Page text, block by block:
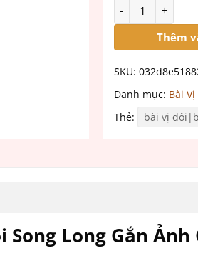
Thêm
SKU:
Danh mục: Bài Vị
Thẻ:
bài vị
Song Long Gắn